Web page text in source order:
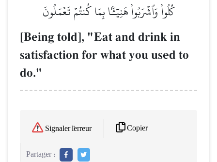
كُلُواْ وَٱشۡرَبُواْ هَنِيٓـَٔۢا بِمَا كُنتُمۡ تَعۡمَلُونَ
[Being told], "Eat and drink in
satisfaction for what you used to
do."
Signaler l'erreur Copier
Partager :